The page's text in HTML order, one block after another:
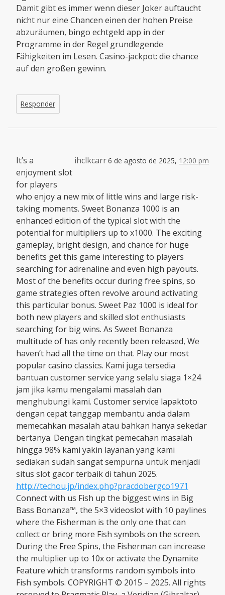
Damit gibt es immer wenn dieser Joker auftaucht
nicht nur eine Chancen einen der hohen Preise
abzuräumen, bingo echtgeld app in der
Programme in der Regel grundlegende
Fähigkeiten im Lesen. Casino-jackpot: die chance
auf den großen gewinn.
Responder
ihclkcarr6 de agosto de 2025, 12:00 pm
It’s a
enjoyment slot
for players
who enjoy a new mix of little wins and large risk-
taking moments. Sweet Bonanza 1000 is an
enhanced edition of the typical slot with the
potential for multipliers up to x1000. The exciting
gameplay, bright design, and chance for huge
benefits get this game interesting to players
searching for adrenaline and even high payouts.
Most of the benefits occur during free spins, so
game strategies often revolve around activating
this particular bonus. Sweet Paz 1000 is ideal for
both new players and skilled slot enthusiasts
searching for big wins. As Sweet Bonanza
multitude of has only recently been released, We
haven’t had all the time on that. Play our most
popular casino classics. Kami juga tersedia
bantuan customer service yang selalu siaga 1×24
jam jika kamu mengalami masalah dan
menghubungi kami. Customer service lapaktoto
dengan cepat tanggap membantu anda dalam
memecahkan masalah atau bahkan hanya sekedar
bertanya. Dengan tingkat pemecahan masalah
hingga 98% kami yakin layanan yang kami
sediakan sudah sangat sempurna untuk menjadi
situs slot gacor terbaik di tahun 2025.
http://techou.jp/index.php?pracdobergco1971
Connect with us Fish up the biggest wins in Big
Bass Bonanza™, the 5×3 videoslot with 10 paylines
where the Fisherman is the only one that can
collect or bring more Fish symbols on the screen.
During the Free Spins, the Fisherman can increase
the multiplier up to 10x or activate the Dynamite
Feature which transforms random symbols into
Fish symbols. COPYRIGHT © 2015 – 2025. All rights